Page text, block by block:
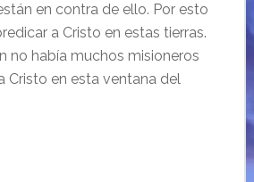
en contra de ello. Por esto
a Cristo en estas tierras.
no había muchos misioneros
Cristo en esta ventana del